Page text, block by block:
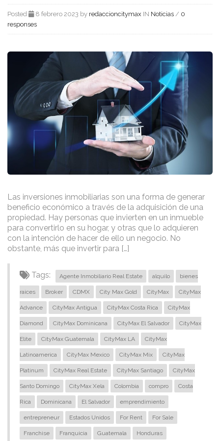
Posted 8 febrero 2023 by redaccioncitymax IN Noticias / 0
responses
Las inversiones inmobiliarias son una forma de generar
beneficio económico a través de la adquisición de una
propiedad. Hay personas que invierten en un inmueble
para convertirlo en su hogar, y otras que lo adquieren
con la intención de hacer de ello un negocio. No
obstante, más que invertir para […]
Tags: Agente Inmobiliario Real Estate alquilo bienes
raices Broker CDMX City Max Gold CityMax CityMax
Advance CityMax Antigua CityMax Costa Rica CityMax
Diamond CityMax Dominicana CityMax El Salvador CityMax
Elite CityMax Guatemala CityMax LA CityMax
Latinoamerica CityMax Mexico CityMax Mix CityMax
Platinum CityMax Real Estate CityMax Santiago CityMax
Santo Domingo CityMax Xela Colombia compro Costa
Rica Dominicana El Salvador emprendimiento
entrepreneur Estados Unidos For Rent For Sale
Franchise Franquicia Guatemala Honduras